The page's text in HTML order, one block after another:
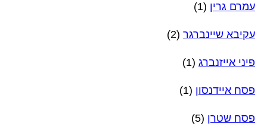
עמרם גרין (1)
עקיבא שיינברגר (2)
פיני אייזנברג (1)
פסח איידנסון (1)
פסח שטרן (5)